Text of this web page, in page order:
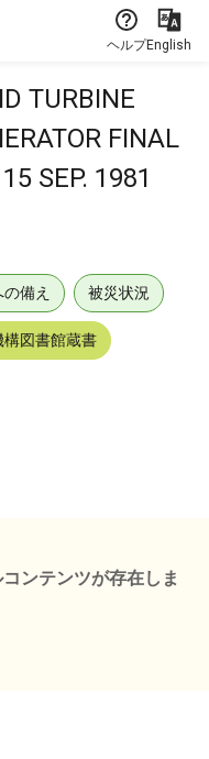
ヘルプEnglish
TURBINE
FINAL
SEP. 1981
備え 被災状況
構図書館蔵書
ンテンツが存在しま